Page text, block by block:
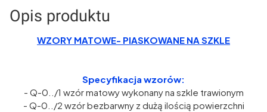
Opis produktu
WZORY MATOWE- PIASKOWANE NA SZKLE
Specyfikacja wzorów:
- Q-0../1 wzór matowy wykonany na szkle trawionym
- Q-0../2 wzór bezbarwny z dużą ilością powierzchni